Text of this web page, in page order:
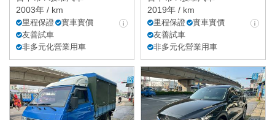
2003年 / km
里程保證
實車實價
友善試車
非多元化營業用車
2019年 / km
里程保證
實車實價
友善試車
非多元化營業用車